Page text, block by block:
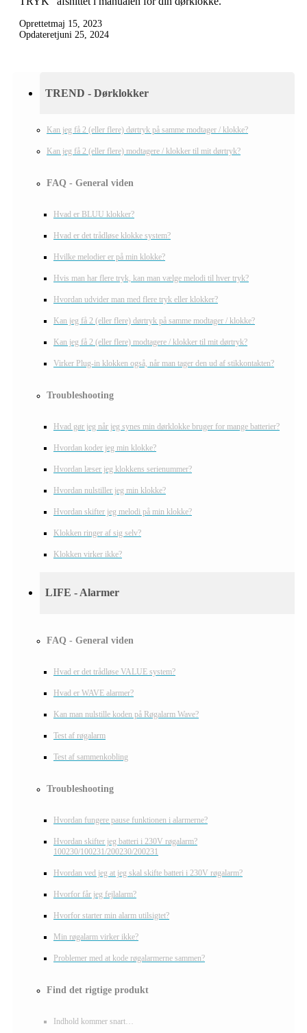
TREND - Dørklokker
Kan jeg få 2 (eller flere) dørtryk på samme modtager / klokke?
Kan jeg få 2 (eller flere) modtagere / klokker til mit dørtryk?
FAQ - General viden
Hvad er BLUU klokker?
Hvad er det trådløse klokke system?
Hvilke melodier er på min klokke?
Hvis man har flere tryk, kan man vælge melodi til hver tryk?
Hvordan udvider man med flere tryk eller klokker?
Kan jeg få 2 (eller flere) dørtryk på samme modtager / klokke?
Kan jeg få 2 (eller flere) modtagere / klokker til mit dørtryk?
Virker Plug-in klokken også, når man tager den ud af stikkontakten?
Troubleshooting
Hvad gør jeg når jeg synes min dørklokke bruger for mange batterier?
Hvordan koder jeg min klokke?
Hvordan læser jeg klokkens serienummer?
Hvordan nulstiller jeg min klokke?
Hvordan skifter jeg melodi på min klokke?
Klokken ringer af sig selv?
Klokken virker ikke?
LIFE - Alarmer
FAQ - General viden
Hvad er det trådløse VALUE system?
Hvad er WAVE alarmer?
Kan man nulstille koden på Røgalarm Wave?
Test af røgalarm
Test af sammenkobling
Troubleshooting
Hvordan fungere pause funktionen i alarmerne?
Hvordan skifter jeg batteri i 230V røgalarm?
100230/100231/200230/200231
Hvordan ved jeg at jeg skal skifte batteri i 230V røgalarm?
Hvorfor får jeg fejlalarm?
Hvorfor starter min alarm utilsigtet?
Min røgalarm virker ikke?
Problemer med at kode røgalarmerne sammen?
Find det rigtige produkt
Indhold kommer snart…
Oprettetmaj 15, 2023
Opdateretjuni 25, 2024